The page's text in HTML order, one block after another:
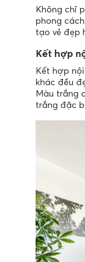
Không chỉ
phong
tạo vẻ đẹp
Kết hợp
Kết hợp
khác đều
Màu trắng
trắng đặc